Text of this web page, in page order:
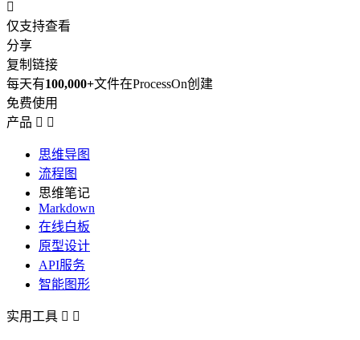

仅支持查看
分享
复制链接
每天有100,000+文件在ProcessOn创建
免费使用
产品  
思维导图
流程图
思维笔记
Markdown
在线白板
原型设计
API服务
智能图形
实用工具  